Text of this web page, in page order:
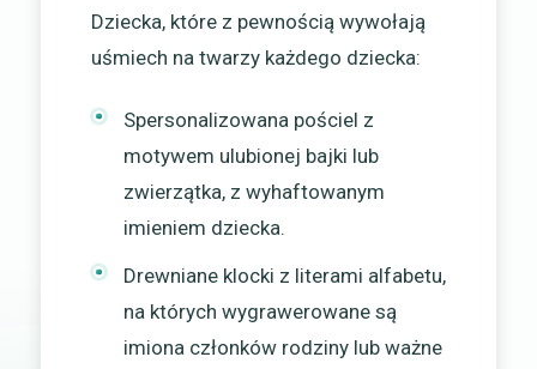
Dziecka, które z pewnością wywołają
uśmiech na twarzy każdego dziecka:
Spersonalizowana pościel z
motywem ulubionej bajki lub
zwierzątka, z wyhaftowanym
imieniem dziecka.
Drewniane klocki z literami alfabetu,
na których wygrawerowane są
imiona członków rodziny lub ważne